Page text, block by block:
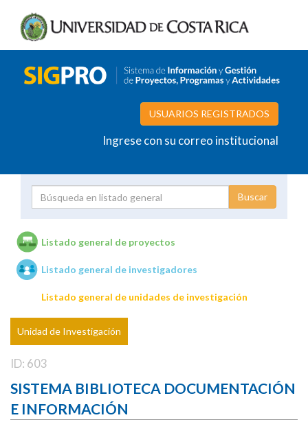
USUARIOS REGISTRADOS
Ingrese con su correo institucional
Unidades de investigación
Listado general de proyectos
Listado general de investigadores
Listado general de unidades de investigación
Unidad de Investigación
ID: 603
SISTEMA BIBLIOTECA DOCUMENTACIÓN
E INFORMACIÓN